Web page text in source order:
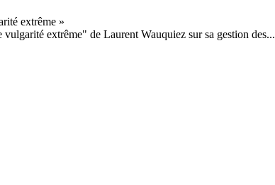
extrême" de Laurent Wauquiez sur sa gestion des...